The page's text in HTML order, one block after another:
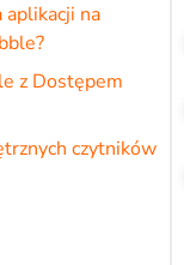
aplikacji na
z Dostępem
czytników